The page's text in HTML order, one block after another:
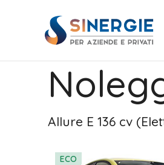
Allure E 136 cv
ECO